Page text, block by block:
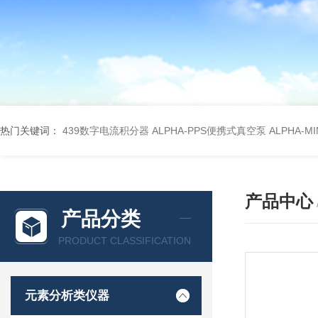
热门关键词： 439数字电流积分器 ALPHA-PPS便携式真空泵 ALPHA-
产品分类
PRODUCT CLASSIFICATION
元素分析类仪器
产品中心